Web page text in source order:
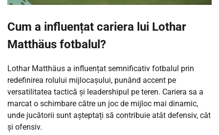
Cum a influențat cariera lui Lothar
Matthäus fotbalul?
Lothar Matthäus a influențat semnificativ fotbalul prin
redefinirea rolului mijlocașului, punând accent pe
versatilitatea tactică și leadershipul pe teren. Cariera sa a
marcat o schimbare către un joc de mijloc mai dinamic,
unde jucătorii sunt așteptați să contribuie atât defensiv, cât
și ofensiv.